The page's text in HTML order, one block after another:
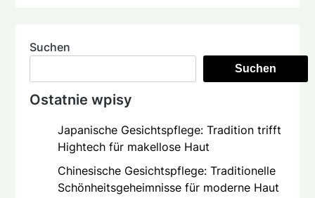
Suchen
Suchen
Ostatnie wpisy
Japanische Gesichtspflege: Tradition trifft
Hightech für makellose Haut
Chinesische Gesichtspflege: Traditionelle
Schönheitsgeheimnisse für moderne Haut